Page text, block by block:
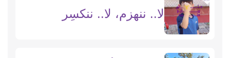
لا.. ننهزم، لا.. ننكسِر